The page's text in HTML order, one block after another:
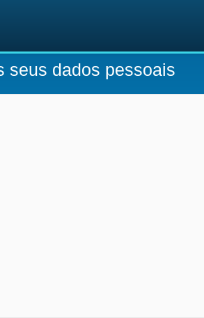
seus dados pessoais